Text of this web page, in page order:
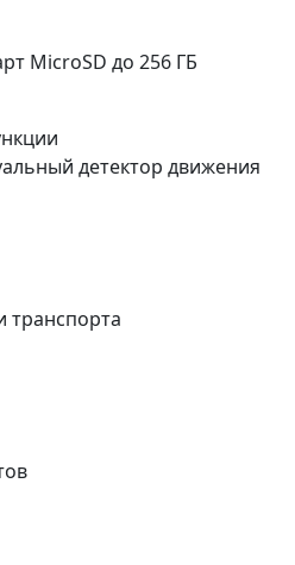
MicroSD до 256 ГБ
детектор движения